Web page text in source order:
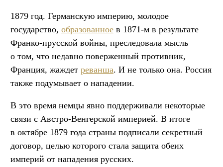
1879 год. Германскую империю, молодое
государство, образованное в 1871-м в результате
Франко-прусской войны, преследовала мысль
о том, что недавно поверженный противник,
Франция, жаждет реванша. И не только она. Россия
также подумывает о нападении.
В это время немцы явно поддерживали некоторые
связи с Австро-Венгерской империей. В итоге
в октябре 1879 года страны подписали секретный
договор, целью которого стала защита обеих
империй от нападения русских.